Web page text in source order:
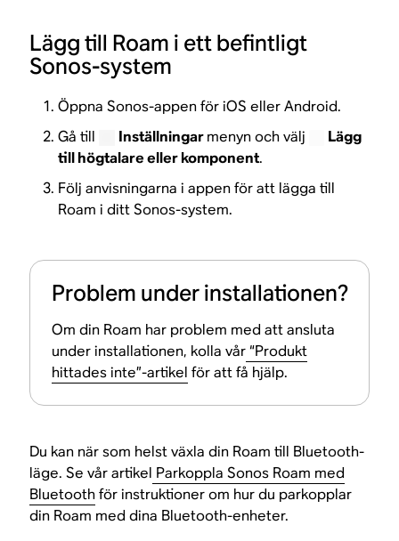
Lägg till Roam i ett befintligt
Sonos-system
Öppna Sonos-appen för iOS eller Android.
Gå till
Inställningarmenyn och välj
Lägg
till högtalare eller komponent.
Följ anvisningarna i appen för att lägga till
Roam i ditt Sonos-system.
Problem under installationen?
Om din Roam har problem med att ansluta
under installationen, kolla vår“Produkt
hittades inte”-artikel för att få hjälp.
Du kan när som helst växla din Roam till Bluetooth-
läge. Se vår artikel Parkoppla Sonos Roam med
Bluetoothför instruktioner om hur du parkopplar
din Roam med dina Bluetooth-enheter.